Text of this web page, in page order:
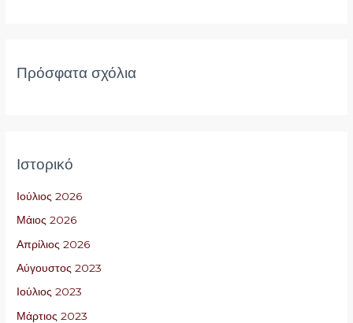
Πρόσφατα σχόλια
Ιστορικό
Ιούλιος 2026
Μάιος 2026
Απρίλιος 2026
Αύγουστος 2023
Ιούλιος 2023
Μάρτιος 2023